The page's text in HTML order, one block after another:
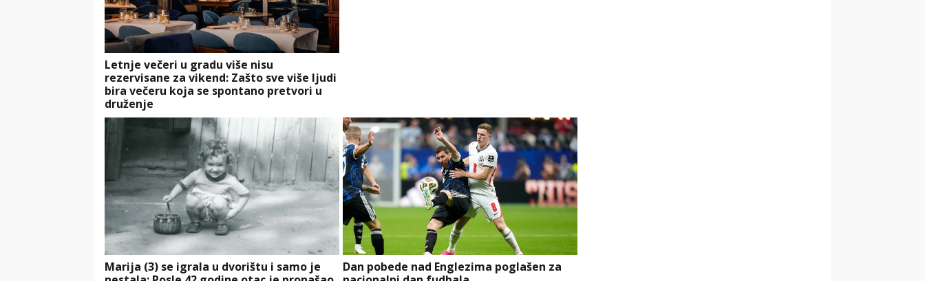
Letnje večeri u gradu više nisu
rezervisane za vikend: Zašto sve više ljudi
bira večeru koja se spontano pretvori u
druženje
Marija (3) se igrala u dvorištu i samo je
Dan pobede nad Englezima poglašen za